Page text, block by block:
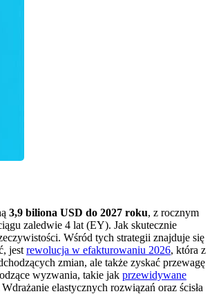
3,9 biliona USD do 2027 roku, z rocznym
zaledwie 4 lat (EY). Jak skutecznie
Wśród tych strategii znajduje się
jest rewolucja w efakturowaniu 2026, która z
zmian, ale także zyskać przewagę
wyzwania, takie jak przewidywane
elastycznych rozwiązań oraz ścisła